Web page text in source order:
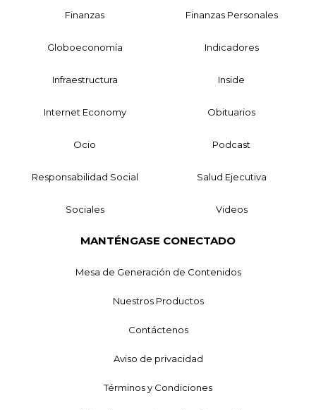
Finanzas Finanzas Personales
Globoeconomía Indicadores
Infraestructura Inside
Internet Economy Obituarios
Ocio Podcast
Responsabilidad Social Salud Ejecutiva
Sociales Videos
MANTÉNGASE CONECTADO
Mesa de Generación de Contenidos
Nuestros Productos
Contáctenos
Aviso de privacidad
Términos y Condiciones